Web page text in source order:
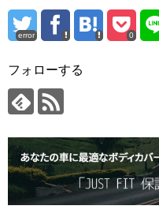
error 0
フォローする